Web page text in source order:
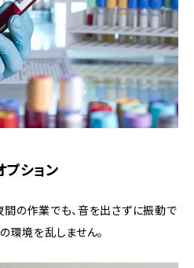
プション
の作業でも、音を出さずに振動で
環境を乱しません。